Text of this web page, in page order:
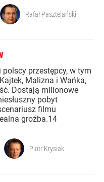
Rafał Pasztelański
przestępcy, w tym
Malizna i Wańka,
Dostają milionowe
pobyt
filmu
groźba.14
Piotr Krysiak